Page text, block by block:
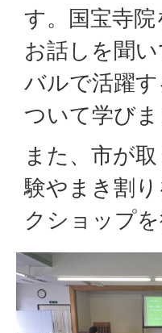
す。国宝寺
お話しを聞
バルで活躍
ついて学びま
また、市が
験やまき割
クショップを